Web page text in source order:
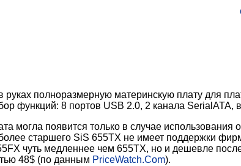
полноразмерную материнскую плату для
функций: 8 портов USB 2.0, 2 канала SerialATA,
могла появится только в случае
старшего SiS 655TX не имеет поддержки
чуть медленнее чем 655TX, но и дешевле
48$ (по данным PriceWatch.Com).